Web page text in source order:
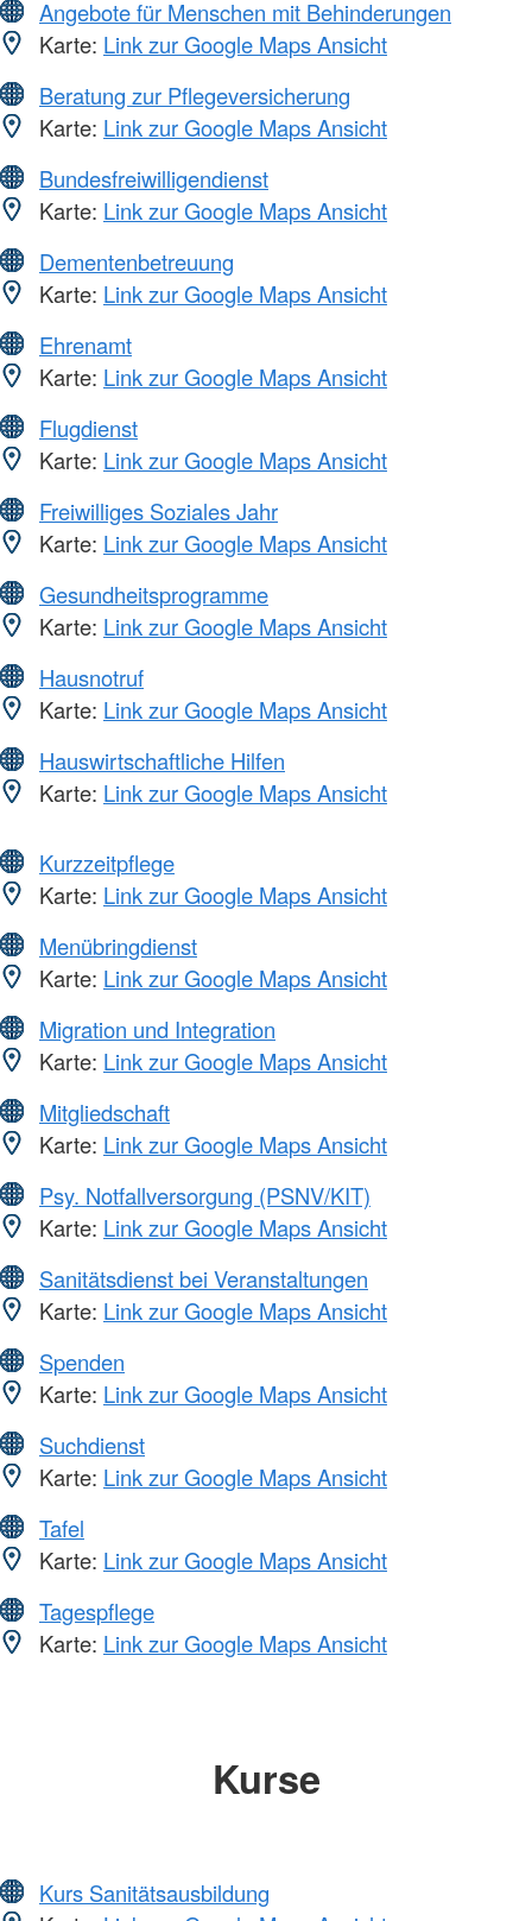
Angebote für Menschen mit Behinderungen
Karte: Link zur Google Maps Ansicht
Beratung zur Pflegeversicherung
Karte: Link zur Google Maps Ansicht
Bundesfreiwilligendienst
Karte: Link zur Google Maps Ansicht
Dementenbetreuung
Karte: Link zur Google Maps Ansicht
Ehrenamt
Karte: Link zur Google Maps Ansicht
Flugdienst
Karte: Link zur Google Maps Ansicht
Freiwilliges Soziales Jahr
Karte: Link zur Google Maps Ansicht
Gesundheitsprogramme
Karte: Link zur Google Maps Ansicht
Hausnotruf
Karte: Link zur Google Maps Ansicht
Hauswirtschaftliche Hilfen
Karte: Link zur Google Maps Ansicht
Kurzzeitpflege
Karte: Link zur Google Maps Ansicht
Menübringdienst
Karte: Link zur Google Maps Ansicht
Migration und Integration
Karte: Link zur Google Maps Ansicht
Mitgliedschaft
Karte: Link zur Google Maps Ansicht
Psy. Notfallversorgung (PSNV/KIT)
Karte: Link zur Google Maps Ansicht
Sanitätsdienst bei Veranstaltungen
Karte: Link zur Google Maps Ansicht
Spenden
Karte: Link zur Google Maps Ansicht
Suchdienst
Karte: Link zur Google Maps Ansicht
Tafel
Karte: Link zur Google Maps Ansicht
Tagespflege
Karte: Link zur Google Maps Ansicht
Kurse
Kurs Sanitätsausbildung